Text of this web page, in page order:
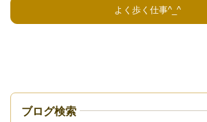
よく歩く仕事^_^
ブログ検索